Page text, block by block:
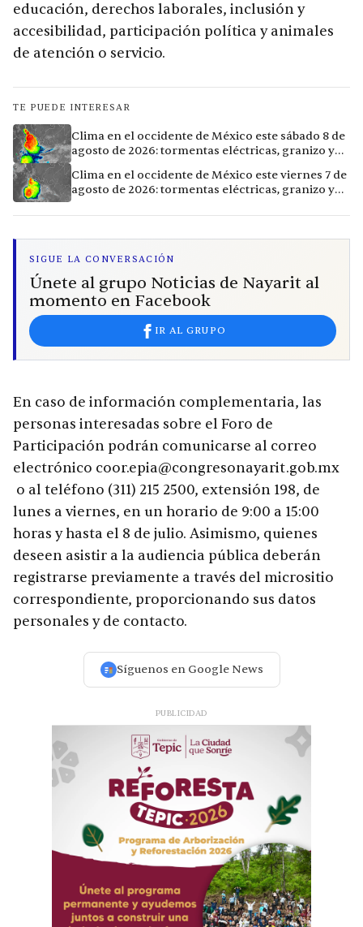
educación, derechos laborales, inclusión y
accesibilidad, participación política y animales
de atención o servicio.
TE PUEDE INTERESAR
Clima en el occidente de México este sábado 8 de
agosto de 2026: tormentas eléctricas, granizo y
Clima en el occidente de México este viernes 7 de
agosto de 2026: tormentas eléctricas, granizo y
SIGUE LA CONVERSACIÓN
Únete al grupo Noticias de Nayarit al
momento en Facebook
IR AL GRUPO
En caso de información complementaria, las
personas interesadas sobre el Foro de
Participación podrán comunicarse al correo
electrónico coor.epia@congresonayarit.gob.mx
o al teléfono (311) 215 2500, extensión 198, de
lunes a viernes, en un horario de 9:00 a 15:00
horas y hasta el 8 de julio. Asimismo, quienes
deseen asistir a la audiencia pública deberán
registrarse previamente a través del micrositio
correspondiente, proporcionando sus datos
personales y de contacto.
Síguenos en Google News
PUBLICIDAD